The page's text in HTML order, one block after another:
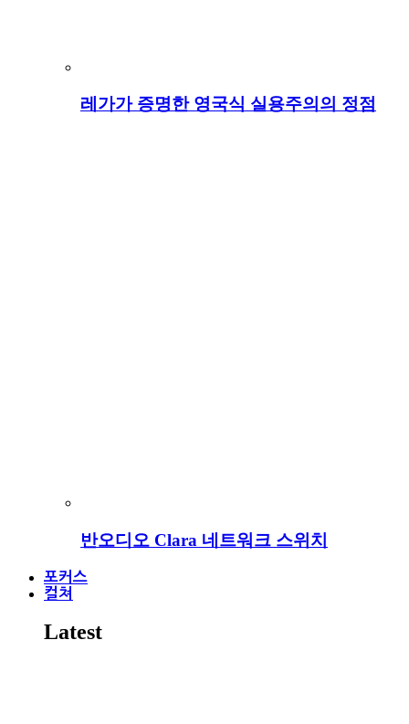
레가가 증명한 영국식 실용주의의 정점
반오디오 Clara 네트워크 스위치
포커스
컬쳐
Latest